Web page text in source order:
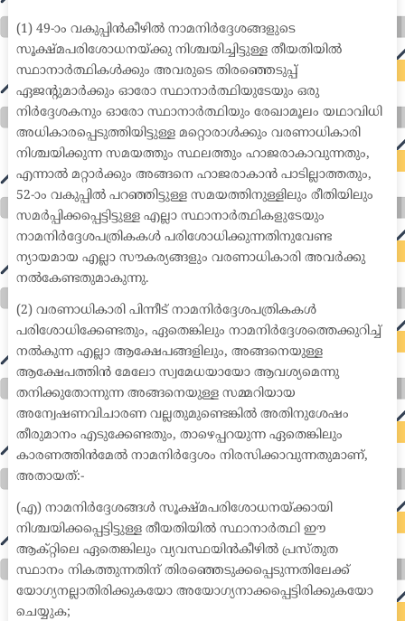
(1) 49-ാം വകുപ്പിൻകീഴിൽ നാമനിർദ്ദേശങ്ങളുടെ
സൂക്ഷ്മപരിശോധനയ്ക്കു നിശ്ചയിച്ചിട്ടുള്ള തീയതിയിൽ
സ്ഥാനാർത്ഥികൾക്കും അവരുടെ തിരഞ്ഞെടുപ്പ്
ഏജന്റുമാർക്കും ഓരോ സ്ഥാനാർത്ഥിയുടേയും ഒരു
നിർദ്ദേശകനും ഓരോ സ്ഥാനാർത്ഥിയും രേഖാമൂലം യഥാവിധി
അധികാരപ്പെടുത്തിയിട്ടുള്ള മറ്റൊരാൾക്കും വരണാധികാരി
നിശ്ചയിക്കുന്ന സമയത്തും സ്ഥലത്തും ഹാജരാകാവുന്നതും,
എന്നാൽ മറ്റാർക്കും അങ്ങനെ ഹാജരാകാൻ പാടില്ലാത്തതും,
52-ാം വകുപ്പിൽ പറഞ്ഞിട്ടുള്ള സമയത്തിനുള്ളിലും രീതിയിലും
സമർപ്പിക്കപ്പെട്ടിട്ടുള്ള എല്ലാ സ്ഥാനാർത്ഥികളുടേയും
നാമനിർദ്ദേശപത്രികകൾ പരിശോധിക്കുന്നതിനുവേണ്ട
ന്യായമായ എല്ലാ സൗകര്യങ്ങളും വരണാധികാരി അവർക്കു
നൽകേണ്ടതുമാകുന്നു.
(2) വരണാധികാരി പിന്നീട് നാമനിർദ്ദേശപത്രികകൾ
പരിശോധിക്കേണ്ടതും, ഏതെങ്കിലും നാമനിർദ്ദേശത്തെക്കുറിച്ച്
നൽകുന്ന എല്ലാ ആക്ഷേപങ്ങളിലും, അങ്ങനെയുള്ള
ആക്ഷേപത്തിൻ മേലോ സ്വമേധയായോ ആവശ്യമെന്നു
തനിക്കുതോന്നുന്ന അങ്ങനെയുള്ള സമ്മറിയായ
അന്വേഷണവിചാരണ വല്ലതുമുണ്ടെങ്കിൽ അതിനുശേഷം
തീരുമാനം എടുക്കേണ്ടതും, താഴെപ്പറയുന്ന ഏതെങ്കിലും
കാരണത്തിൻമേൽ നാമനിർദ്ദേശം നിരസിക്കാവുന്നതുമാണ്,
അതായത്:-
(എ) നാമനിർദ്ദേശങ്ങൾ സൂക്ഷ്മപരിശോധനയ്ക്കായി
നിശ്ചയിക്കപ്പെട്ടിട്ടുള്ള തീയതിയിൽ സ്ഥാനാർത്ഥി ഈ
ആക്റ്റിലെ ഏതെങ്കിലും വ്യവസ്ഥയിൻകീഴിൽ പ്രസ്തുത
സ്ഥാനം നികത്തുന്നതിന് തിരഞ്ഞെടുക്കപ്പെടുന്നതിലേക്ക്
യോഗ്യനല്ലാതിരിക്കുകയോ അയോഗ്യനാക്കപ്പെട്ടിരിക്കുകയോ
ചെയ്യുക;